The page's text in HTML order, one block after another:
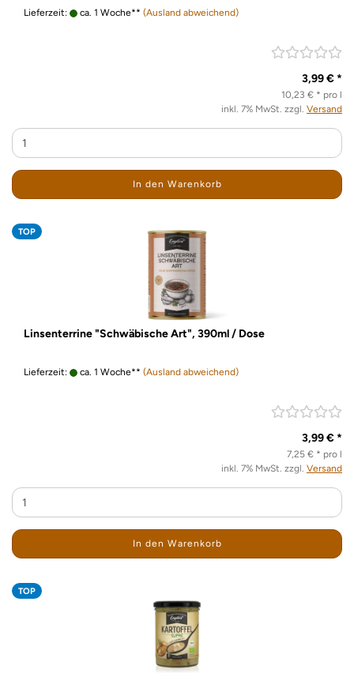
Lieferzeit: ca. 1 Woche** (Ausland abweichend)
3,99 € *
10,23 € * pro l
inkl. 7% MwSt. zzgl. Versand
In den Warenkorb
TOP
Linsenterrine "Schwäbische Art", 390ml / Dose
Lieferzeit: ca. 1 Woche** (Ausland abweichend)
3,99 € *
7,25 € * pro l
inkl. 7% MwSt. zzgl. Versand
In den Warenkorb
TOP